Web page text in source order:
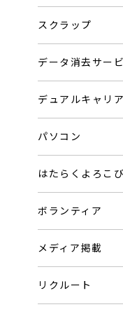
スクラップ
データ消去サー
デュアルキャリ
パソコン
はたらくよろこ
ボランティア
メディア掲載
リクルート